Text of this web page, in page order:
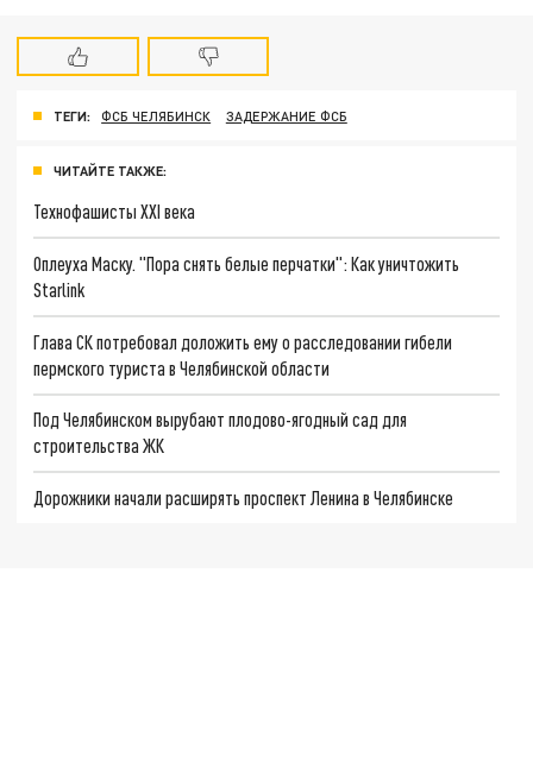
ТЕГИ: ФСБ ЧЕЛЯБИНСК ЗАДЕРЖАНИЕ ФСБ
ЧИТАЙТЕ ТАКЖЕ:
Технофашисты XXI века
Оплеуха Маску. "Пора снять белые перчатки": Как уничтожить
Starlink
Глава СК потребовал доложить ему о расследовании гибели
пермского туриста в Челябинской области
Под Челябинском вырубают плодово-ягодный сад для
строительства ЖК
Дорожники начали расширять проспект Ленина в Челябинске